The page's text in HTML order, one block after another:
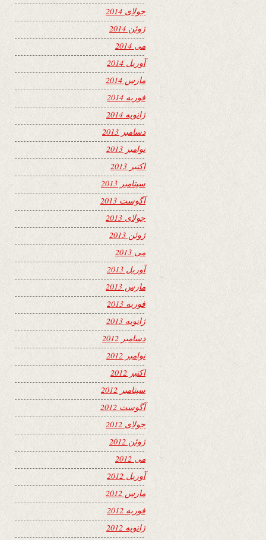
جولای 2014
ژوئن 2014
می 2014
آوریل 2014
مارس 2014
فوریه 2014
ژانویه 2014
دسامبر 2013
نوامبر 2013
اکتبر 2013
سپتامبر 2013
آگوست 2013
جولای 2013
ژوئن 2013
می 2013
آوریل 2013
مارس 2013
فوریه 2013
ژانویه 2013
دسامبر 2012
نوامبر 2012
اکتبر 2012
سپتامبر 2012
آگوست 2012
جولای 2012
ژوئن 2012
می 2012
آوریل 2012
مارس 2012
فوریه 2012
ژانویه 2012